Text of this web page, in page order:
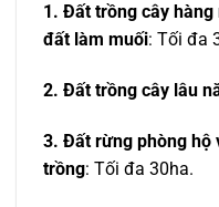
1. Đất trồng cây
đất làm muối: Tối đa
2. Đất trồng cây lâu
3. Đất rừng phòng hộ
trồng: Tối đa 30ha.